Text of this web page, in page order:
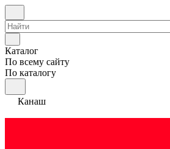
Каталог
По всему сайту
По каталогу
Канаш